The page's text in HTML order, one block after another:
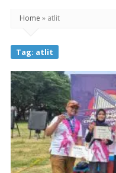
Home » atlit
Tag: atlit